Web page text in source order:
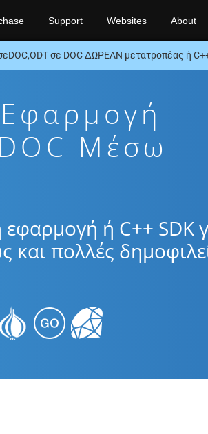
Support Websites About
σε DOC ΔΩΡΕΑΝ μετατροπέας ή
Μέσω
ή C++ SDK
και πολλές